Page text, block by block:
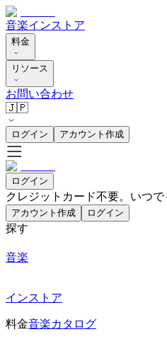
音楽インストア
料金
リソース
お問い合わせ
🇯🇵
ログイン アカウント作成
ログイン
クレジットカード不要。いつで
アカウント作成 ログイン
探す
音楽
インストア
料金音楽カタログ